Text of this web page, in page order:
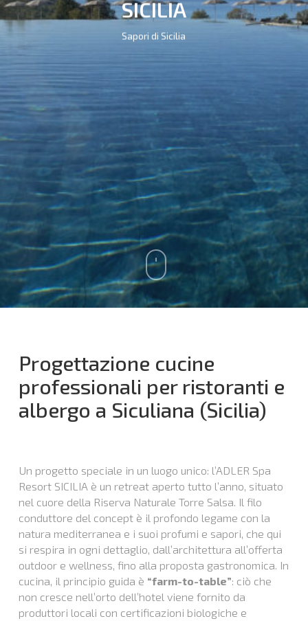
SICILIA
Sapori di Sicilia
Progettazione cucine
professionali per ristoranti e
albergo a Siculiana (Sicilia)
Un progetto speciale in un luogo unico: l’ADLER Spa
Resort SICILIA è un retreat aperto tutto l’anno, situato
nel cuore della Riserva Naturale Torre Salsa. Il filo
conduttore del concept è il profondo legame con la
natura mediterranea e i suoi profumi e sapori, che qui
si respira in ogni dettaglio, dall’architettura all’offerta
outdoor e wellness, fino alla proposta gastronomica. In
cucina, il principio guida è “farm-to-table”: ciò che
non cresce nell’orto dell’hotel viene fornito da
produttori locali con certificazioni biologiche e